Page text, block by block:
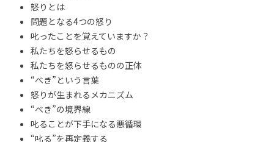
怒りとは
問題となる4つの怒り
叱ったことを覚えていますか？
私たちを怒らせるもの
私たちを怒らせるものの正体
“べき”という言葉
怒りが生まれるメカニズム
“べき”の境界線
叱ることが下手になる悪循環
“叱る”を再定義する